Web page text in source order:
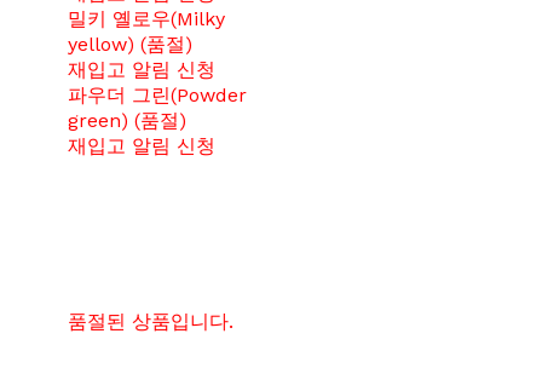
밀키 옐로우(Milky
yellow) (품절)
재입고 알림 신청
파우더 그린(Powder
green) (품절)
재입고 알림 신청
품절된 상품입니다.